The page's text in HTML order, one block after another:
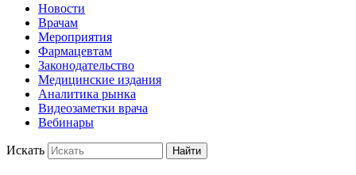
Новости
Врачам
Мероприятия
Фармацевтам
Законодательство
Медицинские издания
Аналитика рынка
Видеозаметки врача
Вебинары
Искать Найти